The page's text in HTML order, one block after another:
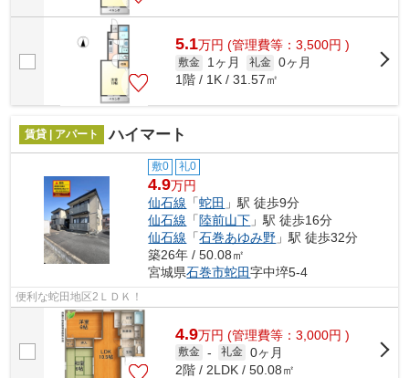
5.1万円 (管理費等：3,500円 )
敷金 1ヶ月 礼金 0ヶ月
1階 / 1K / 31.57㎡
賃貸 | アパート ハイマート
敷0 礼0
4.9万円
仙石線 「蛇田 」駅 徒歩9分
仙石線 「陸前山下 」駅 徒歩16分
仙石線 「石巻あゆみ野 」駅 徒歩32分
築26年 / 50.08㎡
宮城県石巻市蛇田字中埣5-4
便利な蛇田地区2ＬＤＫ！
4.9万円 (管理費等：3,000円 )
敷金 - 礼金 0ヶ月
2階 / 2LDK / 50.08㎡